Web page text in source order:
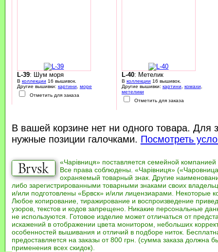
L-39: Шум моря
В коллекции 16 вышивок.
Другие вышивки: картини
море
Отметить для заказа
L-40: Метелик
В коллекции 16 вышивок.
Другие вышивки: картини комахи
метелики
Отметить для заказа
В вашей корзине нет ни одного товара. Для
нужные позиции галочками. Посмотреть
«Чарівниця» поставляется семейной компанией
Все права соблюдены. «Чарівниця»
охраняемый товарный знак. Другие
либо зарегистрированными товарными знаками своих
и/или подготовлены «Брвск» и/или лицензиарами. Некоторые
Любое копирование, тиражирование и воспроизведение
узоров, текстов и кодов запрещено. Никакие персональные
не используются. Готовое изделие может отличаться от
искажений в отображении цвета монитором, небольших
особенностей вышивания и отличий в подборе ниток.
предоставляется на заказы от 800 грн. (сумма заказа должна
применения всех скидок).